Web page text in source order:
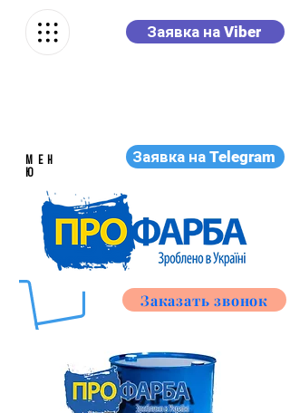
Заявка на Viber
Заявка на Telegram
МЕН
Ю
Заказать звонок